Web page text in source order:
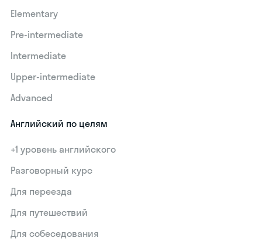
Elementary
Pre-intermediate
Intermediate
Upper-intermediate
Advanced
Английский по целям
+1 уровень английского
Разговорный курс
Для переезда
Для путешествий
Для собеседования